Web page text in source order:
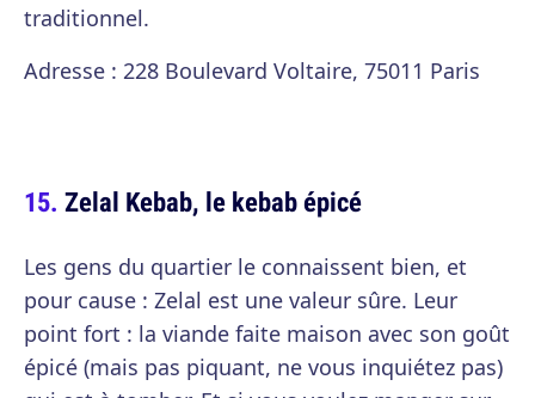
traditionnel.
Adresse : 228 Boulevard Voltaire, 75011 Paris
Zelal Kebab, le kebab épicé
Les gens du quartier le connaissent bien, et
pour cause : Zelal est une valeur sûre. Leur
point fort : la viande faite maison avec son goût
épicé (mais pas piquant, ne vous inquiétez pas)